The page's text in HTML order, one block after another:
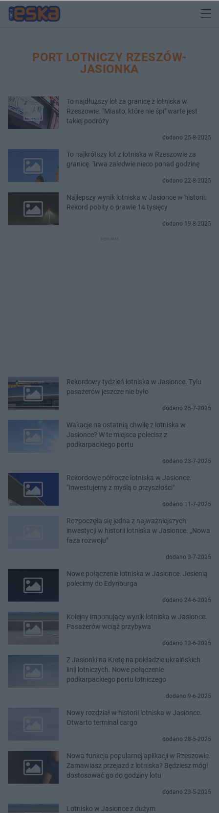
PORT LOTNICZY RZESZÓW-
JASIONKA
To najdłuższy lot za granicę z lotniska w
Rzeszowie. "Miasto, które nie śpi" warte jest
takiej podróży
dodano 25-8-2025
To najkrótszy lot z lotniska w Rzeszowie za
granicę. Trwa zaledwie nieco ponad godzinę
dodano 22-8-2025
Najlepszy wynik lotniska w Jasionce w historii.
Rekord pobity o prawie 14 tysięcy
dodano 19-8-2025
Rekordowy tydzień lotniska w Jasionce. Tylu
pasażerów jeszcze nie było
dodano 25-7-2025
Wakacje na ostatnią chwilę z lotniska w
Jasionce? W te miejsca polecisz z
podkarpackiego portu
dodano 23-7-2025
Rekordowe półrocze lotniska w Jasionce.
"Inwestujemy z myślą o przyszłości"
dodano 11-7-2025
Rozpoczęła się jedna z najważniejszych
inwestycji w historii lotniska w Jasionce. „Nowa
faza rozwoju”
dodano 3-7-2025
Nowe połączenie lotniska w Jasionce. Jesienią
polecimy do Edynburga
dodano 24-6-2025
Kolejny imponujący wynik lotniska w Jasionce.
Pasażerów wciąż przybywa
dodano 13-6-2025
Z Jasionki na Kretę na pokładzie ukraińskich
linii lotniczych. Nowe połączenie
podkarpackiego portu lotniczego
dodano 9-6-2025
Nowy rozdział w historii lotniska w Jasionce.
Otwarto terminal cargo
dodano 28-5-2025
Nowa funkcja popularnej aplikacji w Rzeszowie.
Zamawiasz przejazd z lotniska? Będziesz mógł
dostosować go do godziny lotu
dodano 23-5-2025
Lotnisko w Jasionce z dużym